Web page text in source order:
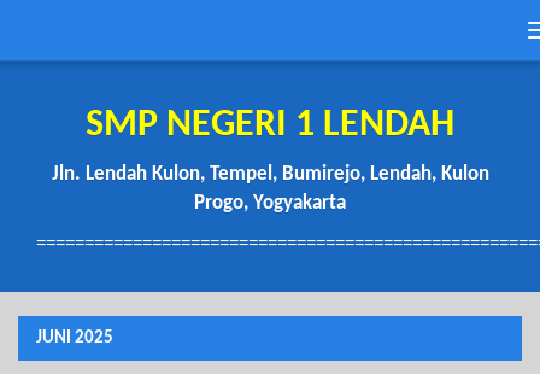
SMP NEGERI 1 LENDAH
Jln. Lendah Kulon, Tempel, Bumirejo, Lendah, Kulon
Progo, Yogyakarta
JUNI 2025